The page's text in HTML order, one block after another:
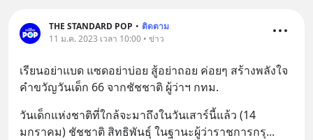
THE STANDARD POP • ติดตาม
11 ม.ค. 2023 เวลา 10:00 • ข่าว
เรียนอย่าแบด แซดอย่าบ่อย สู้อย่าถอย ค่อยๆ สร้างพลังใจ
คำขวัญวันเด็ก 66 จากชัชชาติ ผู้ว่าฯ กทม.
วันเด็กแห่งชาติที่ใกล้จะมาถึงในวันเสาร์นี้แล้ว (14
มกราคม) ชัชชาติ สิทธิพันธุ์ ในฐานะผู้ว่าราชการกรุ...